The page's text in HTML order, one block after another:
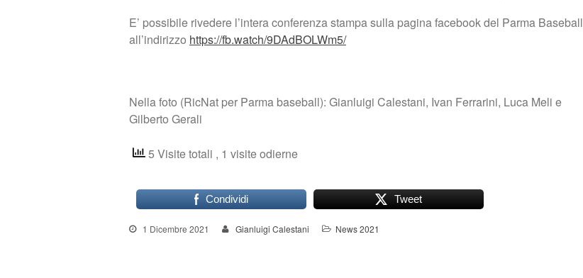
E’ possibile rivedere l’intera conferenza stampa sulla pagina facebook del Parma Baseball
all’indirizzo https://fb.watch/9DAdBOLWm5/
Nella foto (RicNat per Parma baseball): Gianluigi Calestani, Ivan Ferrarini, Luca Meli e
Gilberto Gerali
5 Visite totali , 1 visite odierne
Condividi Tweet
1 Dicembre 2021 Gianluigi Calestani News 2021